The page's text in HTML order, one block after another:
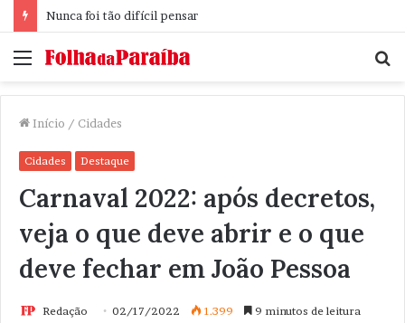
Nunca foi tão difícil pensar
Menu
Início / Cidades
Cidades Destaque
Carnaval 2022: após decretos,
veja o que deve abrir e o que
deve fechar em João Pessoa
Redação 02/17/2022 1.399 9 minutos de leitura